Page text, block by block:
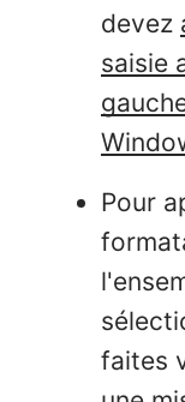
devez
saisie
Pour
faites